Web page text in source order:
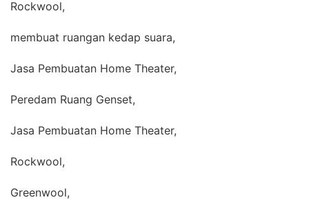
Rockwool,
membuat ruangan kedap suara,
Jasa Pembuatan Home Theater,
Peredam Ruang Genset,
Jasa Pembuatan Home Theater,
Rockwool,
Greenwool,